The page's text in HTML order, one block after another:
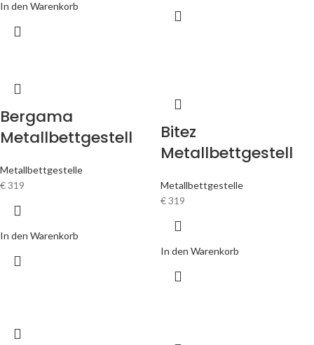
In den Warenkorb
Bergama
Metallbettgestell
Metallbettgestelle
€319
In den Warenkorb
Bitez
Metallbettgestell
Metallbettgestelle
€319
In den Warenkorb